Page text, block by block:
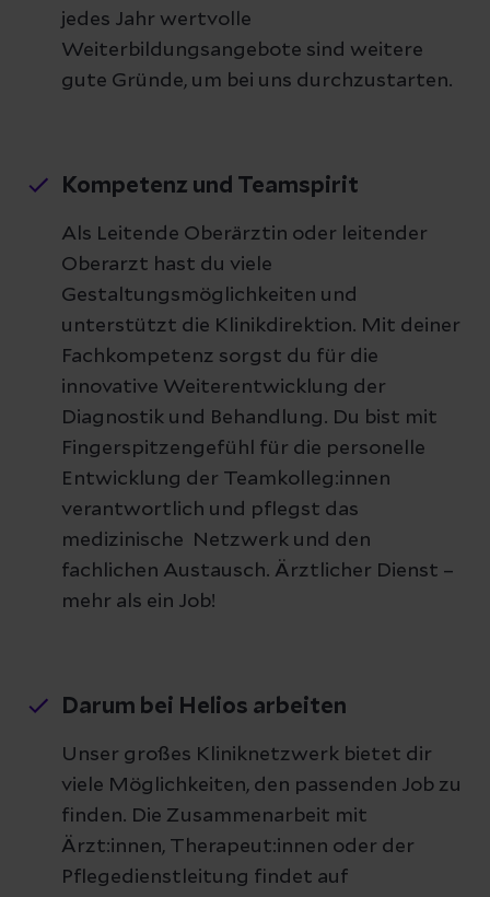
jedes Jahr wertvolle
Weiterbildungsangebote sind weitere
gute Gründe, um bei uns durchzustarten.
Kompetenz und Teamspirit
Als Leitende Oberärztin oder leitender
Oberarzt hast du viele
Gestaltungsmöglichkeiten und
unterstützt die Klinikdirektion. Mit deiner
Fachkompetenz sorgst du für die
innovative Weiterentwicklung der
Diagnostik und Behandlung. Du bist mit
Fingerspitzengefühl für die personelle
Entwicklung der Teamkolleg:innen
verantwortlich und pflegst das
medizinische Netzwerk und den
fachlichen Austausch. Ärztlicher Dienst –
mehr als ein Job!
Darum bei Helios arbeiten
Unser großes Kliniknetzwerk bietet dir
viele Möglichkeiten, den passenden Job zu
finden. Die Zusammenarbeit mit
Ärzt:innen, Therapeut:innen oder der
Pflegedienstleitung findet auf